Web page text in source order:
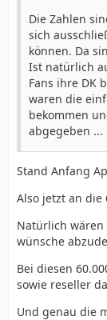
Die Zahlen
sich
können. Da
Ist natürlich
Fans ihre DK
waren die
bekommen
abgegeben ...
Stand Anfang
Also jetzt an die
Natürlich wären
wünsche
Bei diesen
sowie reseller
Und genau die